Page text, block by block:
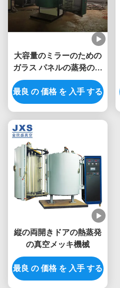
大容量のミラーのための
ガラス パネルの蒸発の真
空メッキ機械
最良 の 価格 を 入手 する
縦の両開きドアの熱蒸発
の真空メッキ機械
最良 の 価格 を 入手 する